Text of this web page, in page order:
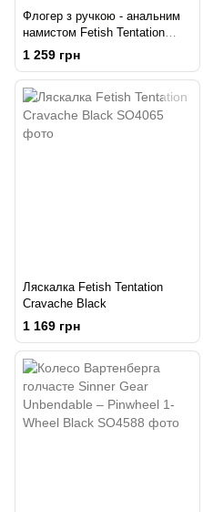
Флогер з ручкою - анальним
намистом Fetish Tentation
Whip with Rosary Handle
1 259 грн
Ляскалка Fetish Tentation
Cravache Black
1 169 грн